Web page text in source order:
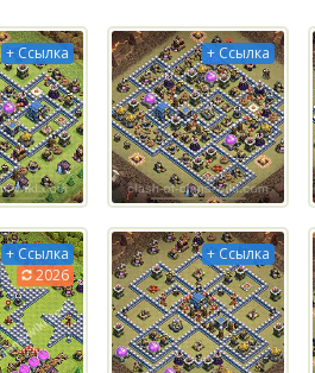
+ Ссылка + Ссылка
+ Ссылка
2026
+ Ссылка